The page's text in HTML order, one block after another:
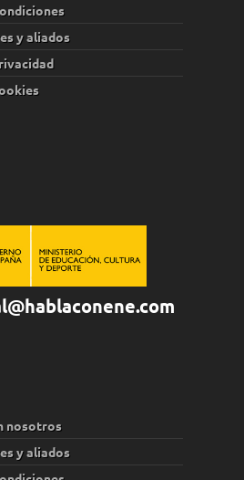
y aliados
nosotros
y aliados